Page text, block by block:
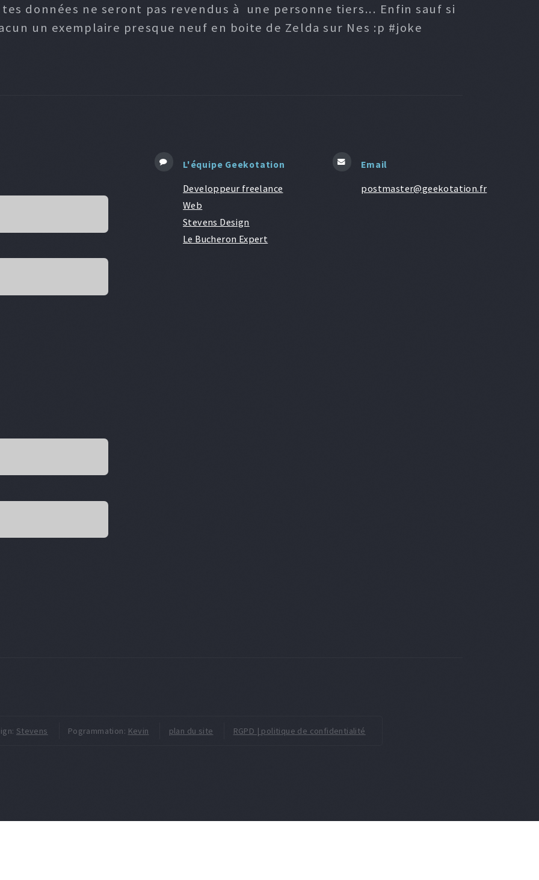
données ne seront pas revendus à une personne tiers... Enfin sauf si
un exemplaire presque neuf en boite de Zelda sur Nes :p #joke
L'équipe Geekotation
Developpeur freelance
Web
Stevens Design
Le Bucheron Expert
Email
postmaster@geekotation.fr
Stevens Pogrammation: Kevin plan du site RGPD | politique de confidentialité